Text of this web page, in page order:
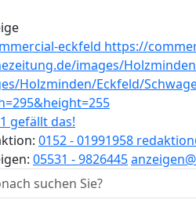
gefällt das!
0152 - 01991958
05531 - 9826445